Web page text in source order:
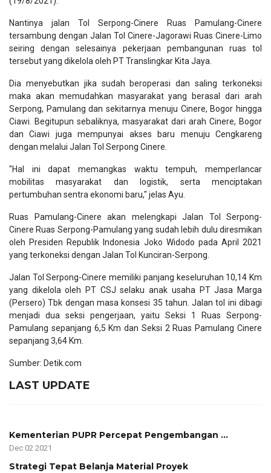
Nantinya jalan Tol Serpong-Cinere Ruas Pamulang-Cinere
tersambung dengan Jalan Tol Cinere-Jagorawi Ruas Cinere-Limo
seiring dengan selesainya pekerjaan pembangunan ruas tol
tersebut yang dikelola oleh PT Translingkar Kita Jaya.
Dia menyebutkan jika sudah beroperasi dan saling terkoneksi
maka akan memudahkan masyarakat yang berasal dari arah
Serpong, Pamulang dan sekitarnya menuju Cinere, Bogor hingga
Ciawi. Begitupun sebaliknya, masyarakat dari arah Cinere, Bogor
dan Ciawi juga mempunyai akses baru menuju Cengkareng
dengan melalui Jalan Tol Serpong Cinere.
"Hal ini dapat memangkas waktu tempuh, memperlancar
mobilitas masyarakat dan logistik, serta menciptakan
pertumbuhan sentra ekonomi baru," jelas Ayu.
Ruas Pamulang-Cinere akan melengkapi Jalan Tol Serpong-
Cinere Ruas Serpong-Pamulang yang sudah lebih dulu diresmikan
oleh Presiden Republik Indonesia Joko Widodo pada April 2021
yang terkoneksi dengan Jalan Tol Kunciran-Serpong.
Jalan Tol Serpong-Cinere memiliki panjang keseluruhan 10,14 Km
yang dikelola oleh PT CSJ selaku anak usaha PT Jasa Marga
(Persero) Tbk dengan masa konsesi 35 tahun. Jalan tol ini dibagi
menjadi dua seksi pengerjaan, yaitu Seksi 1 Ruas Serpong-
Pamulang sepanjang 6,5 Km dan Seksi 2 Ruas Pamulang Cinere
sepanjang 3,64 Km.
Sumber: Detik.com
LAST UPDATE
Kementerian PUPR Percepat Pengembangan ...
Dec 02 2021
Strategi Tepat Belanja Material Proyek